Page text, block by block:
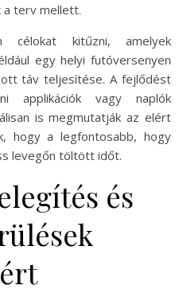
a terv mellett.
célokat kitűzni, amelyek
egy helyi futóversenyen
táv teljesítése. A fejlődést
applikációk vagy naplók
is megmutatják az elért
hogy a legfontosabb, hogy
levegőn töltött időt.
és